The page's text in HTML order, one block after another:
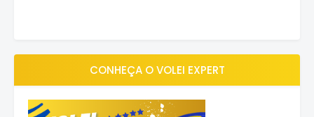
CONHEÇA O VOLEI EXPERT